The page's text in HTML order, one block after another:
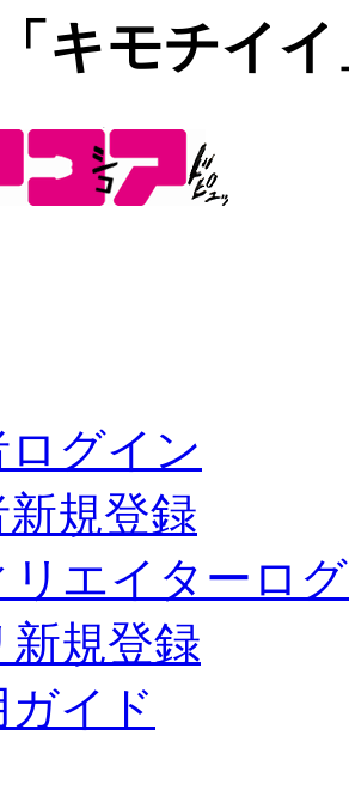
キモチイ
グイン
規登録
リエイターロ
新規登録
イド